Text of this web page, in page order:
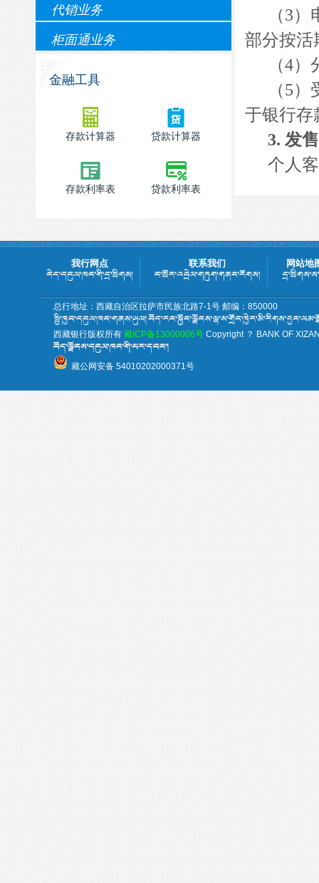
代销业务
柜面通业务
金融工具
存款计算器 贷款计算器
存款利率表 贷款利率表
（3）
部分按活
（4）
（5）
于银行存
3. 发
个人
我行网点 联系我们 网站地
总行地址：西藏自治区拉萨市民族北路7-1号 邮编：850000
西藏银行版权所有 藏ICP备13000006号 Copyright ？ BANK OF
藏公网安备 54010202000371号